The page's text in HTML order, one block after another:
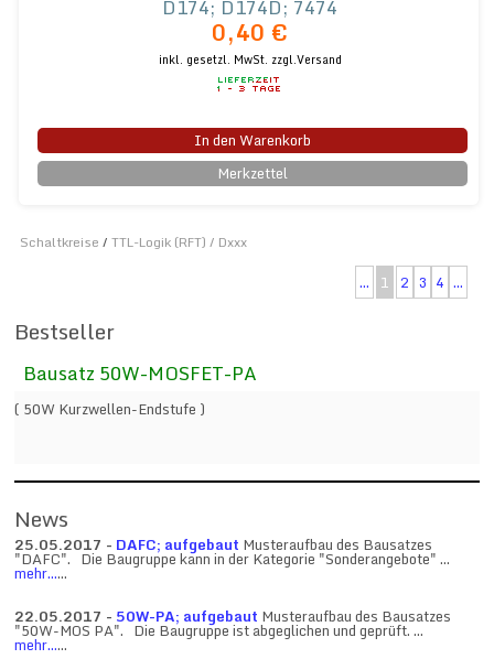
D174; D174D; 7474
0,40 €
inkl. gesetzl. MwSt. zzgl.Versand
In den Warenkorb
Merkzettel
Schaltkreise / TTL-Logik (RFT) / Dxxx
... 1 2 3 4 ...
Bestseller
Bausatz 50W-MOSFET-PA
( 50W Kurzwellen-Endstufe )
News
25.05.2017 - DAFC; aufgebaut Musteraufbau des Bausatzes
"DAFC". Die Baugruppe kann in der Kategorie "Sonderangebote" ...
mehr......
22.05.2017 - 50W-PA; aufgebaut Musteraufbau des Bausatzes
"50W-MOS PA". Die Baugruppe ist abgeglichen und geprüft. ...
mehr......